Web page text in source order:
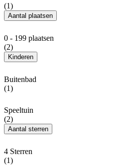
(1)
Aantal plaatsen
0 - 199 plaatsen
(2)
Kinderen
Buitenbad
(1)
Speeltuin
(2)
Aantal sterren
4 Sterren
(1)